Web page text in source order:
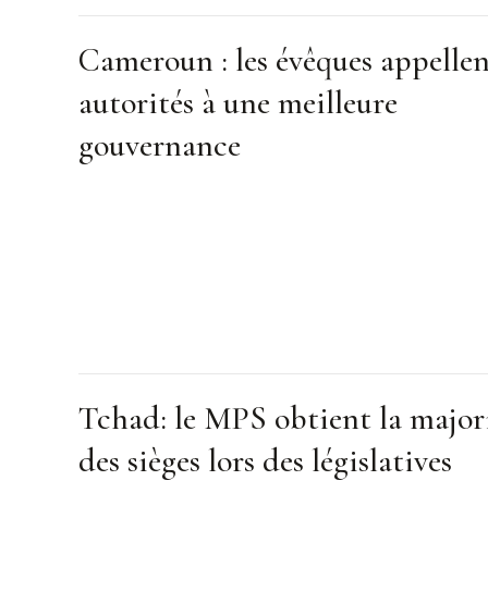
Cameroun : les évêques
autorités à une meilleure
gouvernance
Tchad: le MPS obtient la
des sièges lors des législatives